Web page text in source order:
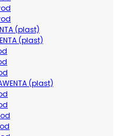
(plast)
(plast)
(plast)